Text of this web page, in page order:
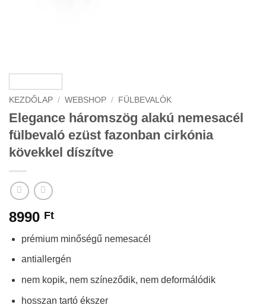
KEZDŐLAP / WEBSHOP / FÜLBEVALÓK
Elegance háromszög alakú nemesacél
fülbevaló ezüst fazonban cirkónia
kövekkel díszítve
8990 Ft
prémium minőségű nemesacél
antiallergén
nem kopik, nem színeződik, nem deformálódik
hosszan tartó ékszer